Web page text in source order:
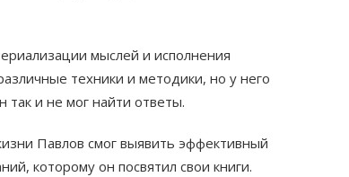
мыслей и исполнения
техники и методики, но у него
так и не мог найти ответы.
Павлов смог выявить эффективный
которому он посвятил свои книги.